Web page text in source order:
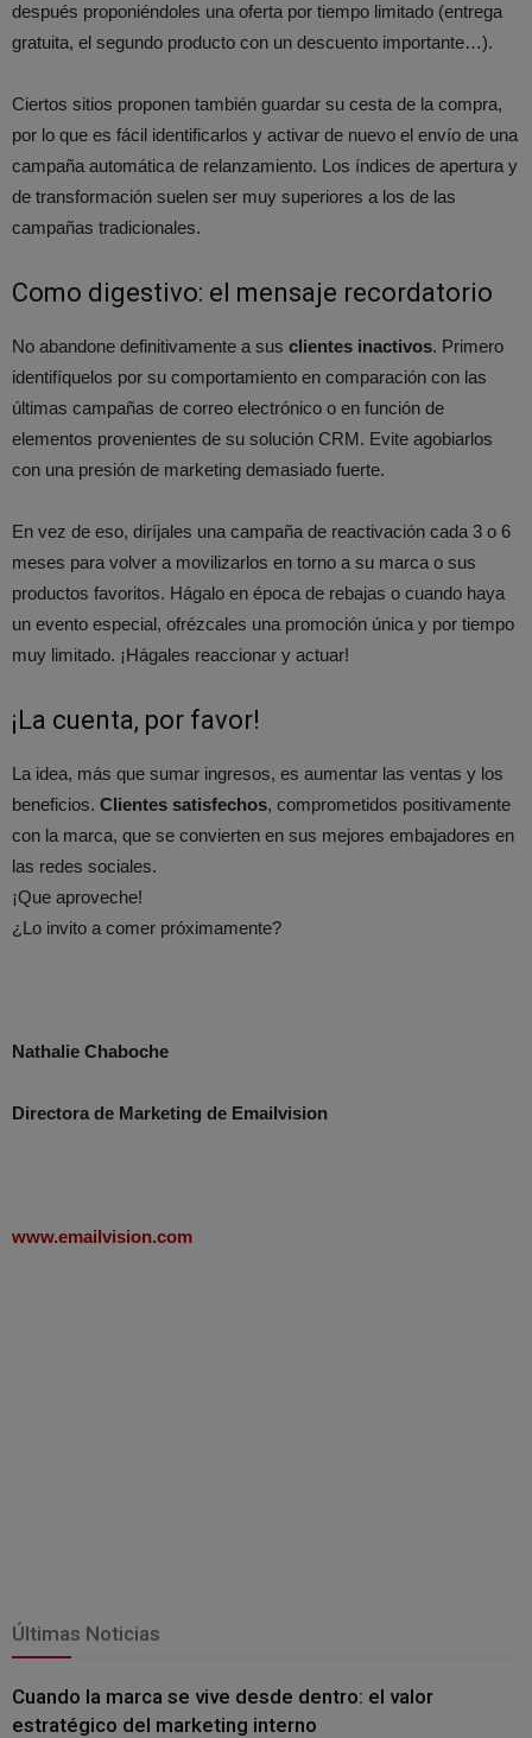
después proponiéndoles una oferta por tiempo limitado (entrega
gratuita, el segundo producto con un descuento importante…).
Ciertos sitios proponen también guardar su cesta de la compra,
por lo que es fácil identificarlos y activar de nuevo el envío de una
campaña automática de relanzamiento. Los índices de apertura y
de transformación suelen ser muy superiores a los de las
campañas tradicionales.
Como digestivo: el mensaje recordatorio
No abandone definitivamente a sus clientes inactivos. Primero
identifíquelos por su comportamiento en comparación con las
últimas campañas de correo electrónico o en función de
elementos provenientes de su solución CRM. Evite agobiarlos
con una presión de marketing demasiado fuerte.
En vez de eso, diríjales una campaña de reactivación cada 3 o 6
meses para volver a movilizarlos en torno a su marca o sus
productos favoritos. Hágalo en época de rebajas o cuando haya
un evento especial, ofrézcales una promoción única y por tiempo
muy limitado. ¡Hágales reaccionar y actuar!
¡La cuenta, por favor!
La idea, más que sumar ingresos, es aumentar las ventas y los
beneficios. Clientes satisfechos, comprometidos positivamente
con la marca, que se convierten en sus mejores embajadores en
las redes sociales.
¡Que aproveche!
¿Lo invito a comer próximamente?
Nathalie Chaboche
Directora de Marketing de Emailvision
www.emailvision.com
Últimas Noticias
Cuando la marca se vive desde dentro: el valor
estratégico del marketing interno